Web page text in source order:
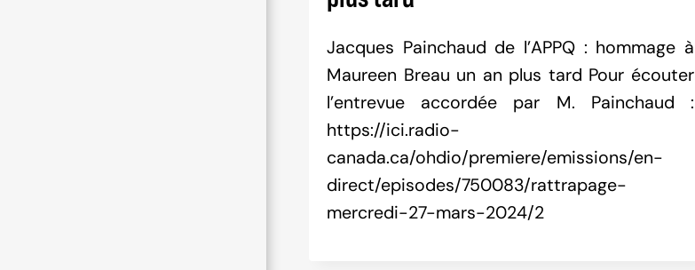
Jacques Painchaud de l’APPQ : hommage à
Maureen Breau un an plus tard Pour écouter
l’entrevue accordée par M. Painchaud :
https://ici.radio-
canada.ca/ohdio/premiere/emissions/en-
direct/episodes/750083/rattrapage-
mercredi-27-mars-2024/2